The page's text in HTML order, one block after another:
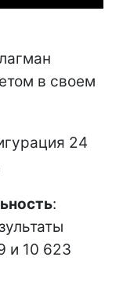
в своем
24
:
и 10 623